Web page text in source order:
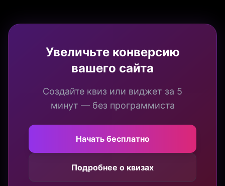
Увеличьте конверсию
вашего сайта
Создайте квиз или виджет за 5
минут — без программиста
Начать бесплатно
Подробнее о квизах